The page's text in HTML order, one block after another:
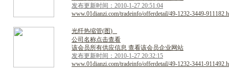
发布更新时间：2010-1-27 20:51:04
www.01dianzi.com/tradeinfo/offerdetail/49-1232-3449-
光纤热缩管(图)
公司名称点击查看
该会员所有供应信息 查看该会员企业网站
发布更新时间：2010-1-27 20:32:15
www.01dianzi.com/tradeinfo/offerdetail/49-1232-3441-